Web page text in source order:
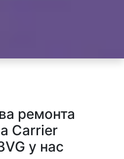
ремонта
Carrier
у нас